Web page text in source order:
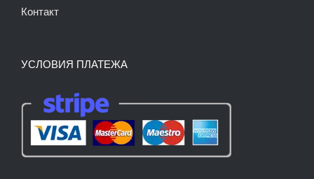
Контакт
УСЛОВИЯ ПЛАТЕЖА